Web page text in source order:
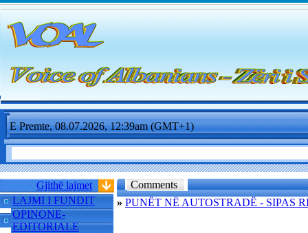
E Premte, 08.07.2026, 12:39am (GMT+1)
Gjithë lajmet
LAJMI I FUNDIT
OPINONE-
EDITORIALE
Comments
» PUNËT NË AUTOSTRADË - SIPAS